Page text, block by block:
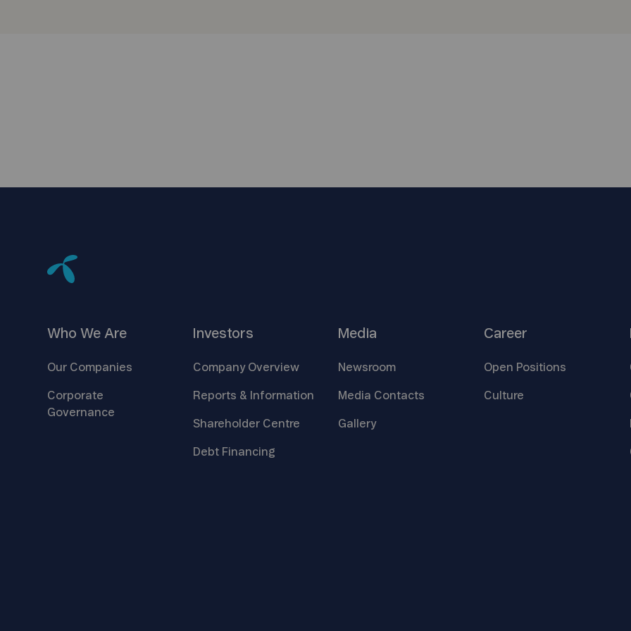
Who We Are
Our Companies
Corporate
Governance
Investors
Company Overview
Reports & Information
Shareholder Centre
Debt Financing
Media
Newsroom
Media Contacts
Gallery
Career
Open Positions
Culture